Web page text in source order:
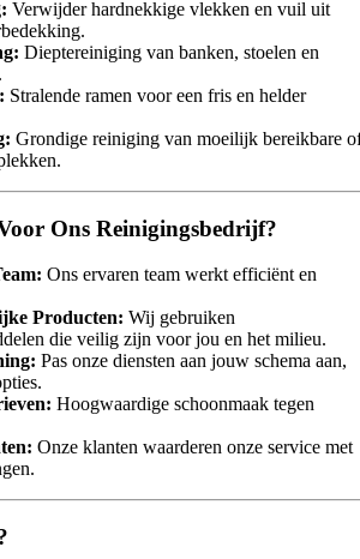
Verwijder hardnekkige vlekken en vuil uit
Dieptereiniging van banken, stoelen en
Stralende ramen voor een fris en helder
Grondige reiniging van moeilijk bereikbare
Ons Reinigingsbedrijf?
Ons ervaren team werkt efficiënt en
Producten: Wij gebruiken
die veilig zijn voor jou en het milieu.
Pas onze diensten aan jouw schema aan,
Hoogwaardige schoonmaak tegen
Onze klanten waarderen onze service met